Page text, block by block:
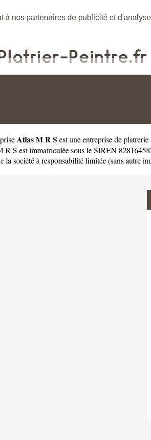
à nos partenaires de publicité et
Atlas M R S est uneentreprise de
R S est immatriculée sous le SIREN
la société à responsabilité limitée (sans autre